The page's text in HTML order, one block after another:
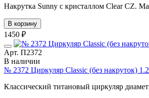
Накрутка Sunny с кристаллом Clear CZ.
В корзину
1450 ₽
Арт. П2372
В наличии
№ 2372 Циркуляр Classic (без накруток)
Классический титановый циркуляр